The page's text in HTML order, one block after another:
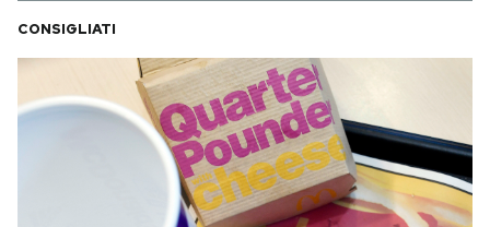
CONSIGLIATI